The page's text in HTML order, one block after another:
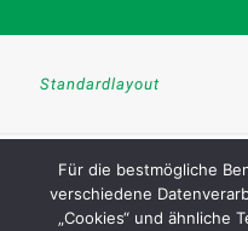
Standardlayout
Für die bestmögliche
verschiedene
„Cookies“ und ähnliche